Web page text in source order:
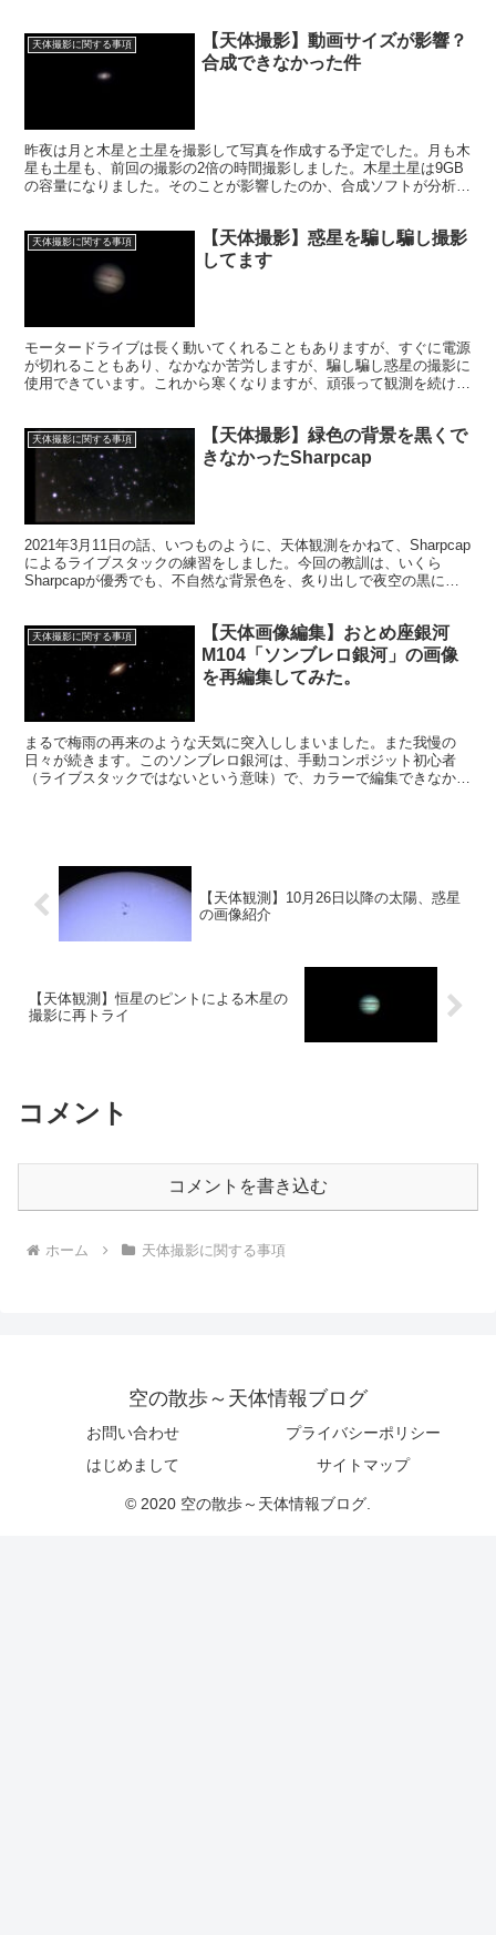
天体撮影に関する事項
【天体撮影】動画サイズが影響？
合成できなかった件
昨夜は月と木星と土星を撮影して写真を作成する予定でした。月も木
星も土星も、前回の撮影の2倍の時間撮影しました。木星土星は9GB
の容量になりました。そのことが影響したのか、合成ソフトが分析を
天体撮影に関する事項
【天体撮影】惑星を騙し騙し撮影
してます
モータードライブは長く動いてくれることもありますが、すぐに電源
が切れることもあり、なかなか苦労しますが、騙し騙し惑星の撮影に
使用できています。これから寒くなりますが、頑張って観測を続け
天体撮影に関する事項
【天体撮影】緑色の背景を黒くで
きなかったSharpcap
2021年3月11日の話、いつものように、天体観測をかねて、Sharpcap
によるライブスタックの練習をしました。今回の教訓は、いくら
Sharpcapが優秀でも、不自然な背景色を、炙り出しで夜空の黒に変
天体撮影に関する事項
【天体画像編集】おとめ座銀河
M104「ソンブレロ銀河」の画像
を再編集してみた。
まるで梅雨の再来のような天気に突入ししまいました。また我慢の
日々が続きます。このソンブレロ銀河は、手動コンポジット初心者
（ライブスタックではないという意味）で、カラーで編集できなかっ
【天体観測】10月26日以降の太陽、惑星
の画像紹介
【天体観測】恒星のピントによる木星の
撮影に再トライ
コメント
コメントを書き込む
ホーム 天体撮影に関する事項
空の散歩～天体情報ブログ
お問い合わせ
プライバシーポリシー
はじめまして
サイトマップ
© 2020 空の散歩～天体情報ブログ.